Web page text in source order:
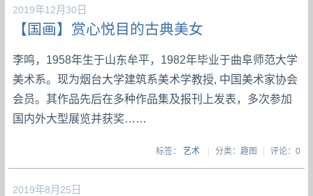
2019年12月30日
【国画】赏心悦目的古典美女
李鸣，1958年生于山东牟平，1982年毕业于曲阜师范大学
美术系。现为烟台大学建筑系美术学教授, 中国美术家协会
会员。其作品先后在多种作品集及报刊上发表，多次参加
国内外大型展览并获奖……
标签： 艺术 分类：趣图 评论：0
2019年8月25日